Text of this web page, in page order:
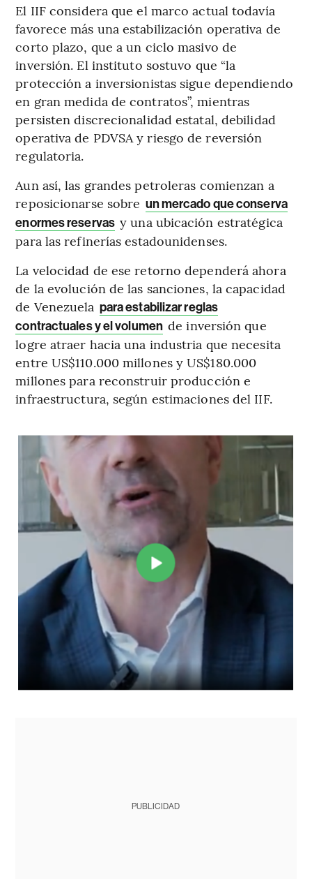
El IIF considera que el marco actual todavía
favorece más una estabilización operativa de
corto plazo, que a un ciclo masivo de
inversión. El instituto sostuvo que “la
protección a inversionistas sigue dependiendo
en gran medida de contratos”, mientras
persisten discrecionalidad estatal, debilidad
operativa de PDVSA y riesgo de reversión
regulatoria.
Aun así, las grandes petroleras comienzan a
reposicionarse sobre un mercado que conserva
enormes reservas y una ubicación estratégica
para las refinerías estadounidenses.
La velocidad de ese retorno dependerá ahora
de la evolución de las sanciones, la capacidad
de Venezuela para estabilizar reglas
contractuales y el volumen de inversión que
logre atraer hacia una industria que necesita
entre US$110.000 millones y US$180.000
millones para reconstruir producción e
infraestructura, según estimaciones del IIF.
PUBLICIDAD